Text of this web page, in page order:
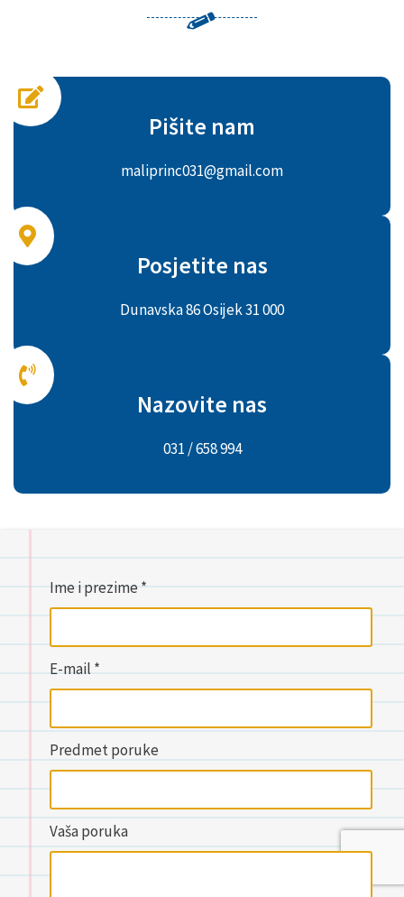
Pišite nam
maliprinc031@gmail.com
Posjetite nas
Dunavska 86 Osijek 31 000
Nazovite nas
031 / 658 994
Ime i prezime *
E-mail *
Predmet poruke
Vaša poruka